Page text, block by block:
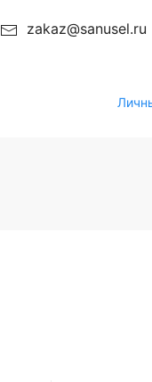
zakaz@sanusel.ru